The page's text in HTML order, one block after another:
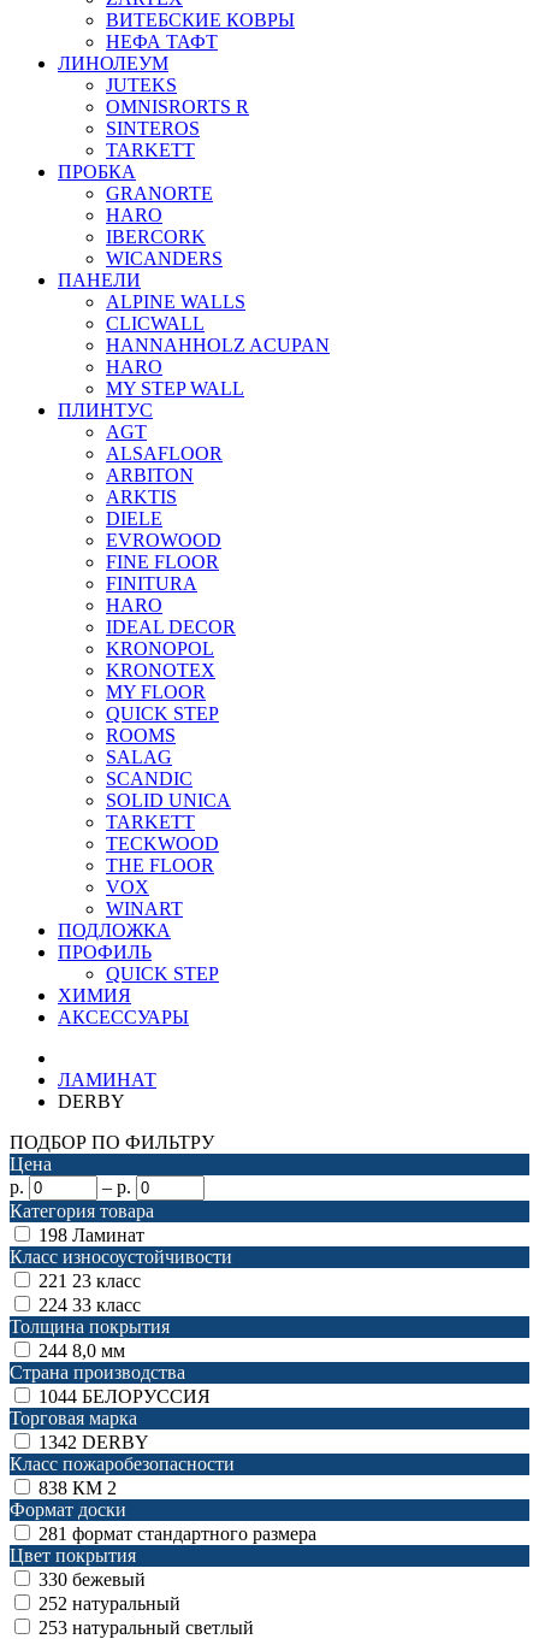
ВИТЕБСКИЕ КОВРЫ
НЕФА ТАФТ
ЛИНОЛЕУМ
JUTEKS
OMNISRORTS R
SINTEROS
TARKETT
ПРОБКА
GRANORTE
HARO
IBERCORK
WICANDERS
ПАНЕЛИ
ALPINE WALLS
CLICWALL
HANNAHHOLZ ACUPAN
HARO
MY STEP WALL
ПЛИНТУС
AGT
ALSAFLOOR
ARBITON
ARKTIS
DIELE
EVROWOOD
FINE FLOOR
FINITURA
HARO
IDEAL DECOR
KRONOPOL
KRONOTEX
MY FLOOR
QUICK STEP
ROOMS
SALAG
SCANDIC
SOLID UNICA
TARKETT
TECKWOOD
THE FLOOR
VOX
WINART
ПОДЛОЖКА
ПРОФИЛЬ
QUICK STEP
ХИМИЯ
АКСЕССУАРЫ
ЛАМИНАТ
DERBY
ПОДБОР ПО ФИЛЬТРУ
Цена
р.
– р.
Категория товара
198 Ламинат
Класс износоустойчивости
221 23 класс
224 33 класс
Толщина покрытия
244 8,0 мм
Страна производства
1044 БЕЛОРУССИЯ
Торговая марка
1342 DERBY
Класс пожаробезопасности
838 КМ 2
Формат доски
281 формат стандартного размера
Цвет покрытия
330 бежевый
252 натуральный
253 натуральный светлый